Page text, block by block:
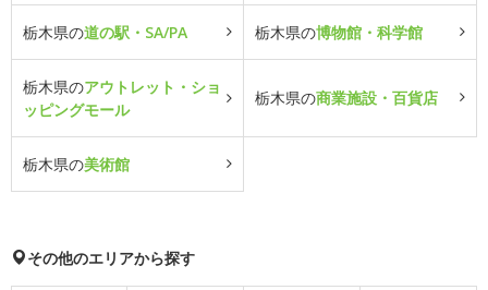
栃木県の道の駅・SA/PA 栃木県の博物館・科学館
栃木県のアウトレット・ショ
ッピングモール
栃木県の商業施設・百貨店
栃木県の美術館
その他のエリアから探す